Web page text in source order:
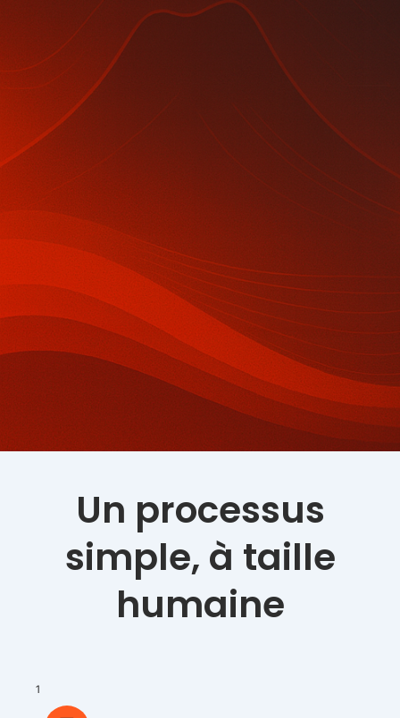
Un processus
simple, à taille
humaine
1